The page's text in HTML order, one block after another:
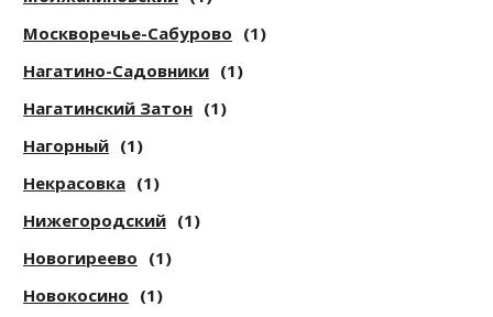
Москворечье-Сабурово (1)
Нагатино-Садовники (1)
Нагатинский Затон (1)
Нагорный (1)
Некрасовка (1)
Нижегородский (1)
Новогиреево (1)
Новокосино (1)